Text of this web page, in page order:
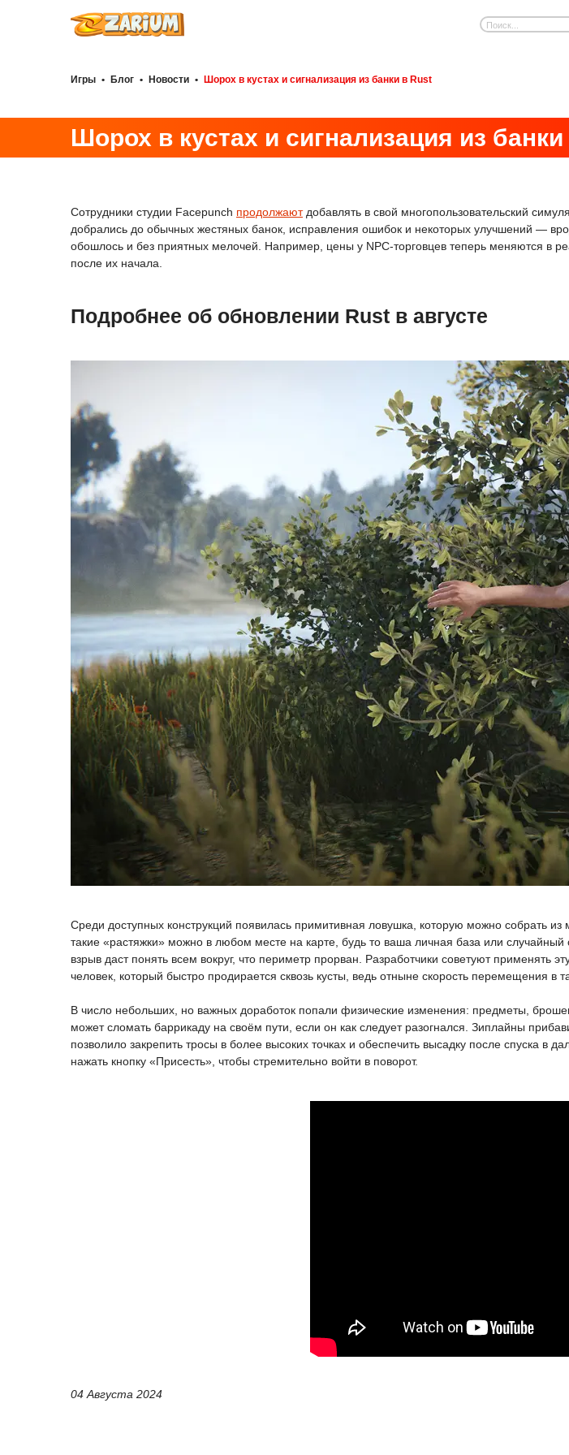
Игры • Блог • Новости • Шорох в кустах и сигнализация из банки в Rust
Шорох в кустах и сигнализация из
Сотрудники студии Facepunch продолжаютдобавлять в свой многопользовательский
добрались до обычных жестяных банок, исправления ошибок и некоторых улучшений —
обошлось и без приятных мелочей. Например, цены у NPC-торговцев теперь меняются в
после их начала.
Подробнее об обновлении Rust в августе
Среди доступных конструкций появилась примитивная ловушка, которую можно собрать из
такие «растяжки» можно в любом месте на карте, будь то ваша личная база или случайный
взрыв даст понять всем вокруг, что периметр прорван. Разработчики советуют применять
человек, который быстро продирается сквозь кусты, ведь отныне скорость перемещения в
В число небольших, но важных доработок попали физические изменения: предметы,
может сломать баррикаду на своём пути, если он как следует разогнался. Зиплайны
позволило закрепить тросы в более высоких точках и обеспечить высадку после спуска
нажать кнопку «Присесть», чтобы стремительно войти в поворот.
04 Августа 2024